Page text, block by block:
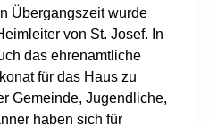
Übergangszeit wurde
von St. Josef. In
das ehrenamtliche
für das Haus zu
Gemeinde, Jugendliche,
haben sich für